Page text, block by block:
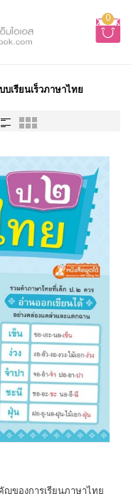
0
บเรียนเร็วภาษาไทย
ของการเรียนภาษาไทย